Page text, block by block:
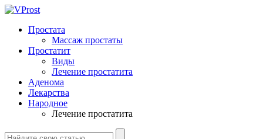
Простата
Массаж простаты
Простатит
Виды
Лечение простатита
Аденома
Лекарства
Народное
Лечение простатита